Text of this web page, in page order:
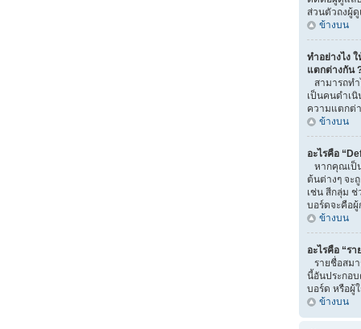
ส่วนตัวถงผู้
ข้างบน
ทำอย่างไง
แตกต่างกัน
สามารถท
เป็นคนดำเนิ
ความแตกต่
ข้างบน
อะไรคือ
หากคุณเป็
ต้นต่างๆ จะ
เช่น สีกลุ่ม
บอร์ดจะคือ
ข้างบน
อะไรคือ “ร
รายชื่อสม
นี้อันประกอ
บอร์ด หรือผู้
ข้างบน